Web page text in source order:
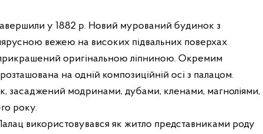
у 1882 р. Новий мурований будинок з
вежею на високих підвальних поверхах
оригінальною ліпниною. Окремим
на одній композиційній осі з палацом.
засаджений модринами, дубами, кленами, магноліями,
року.
використовувався як житло представниками роду